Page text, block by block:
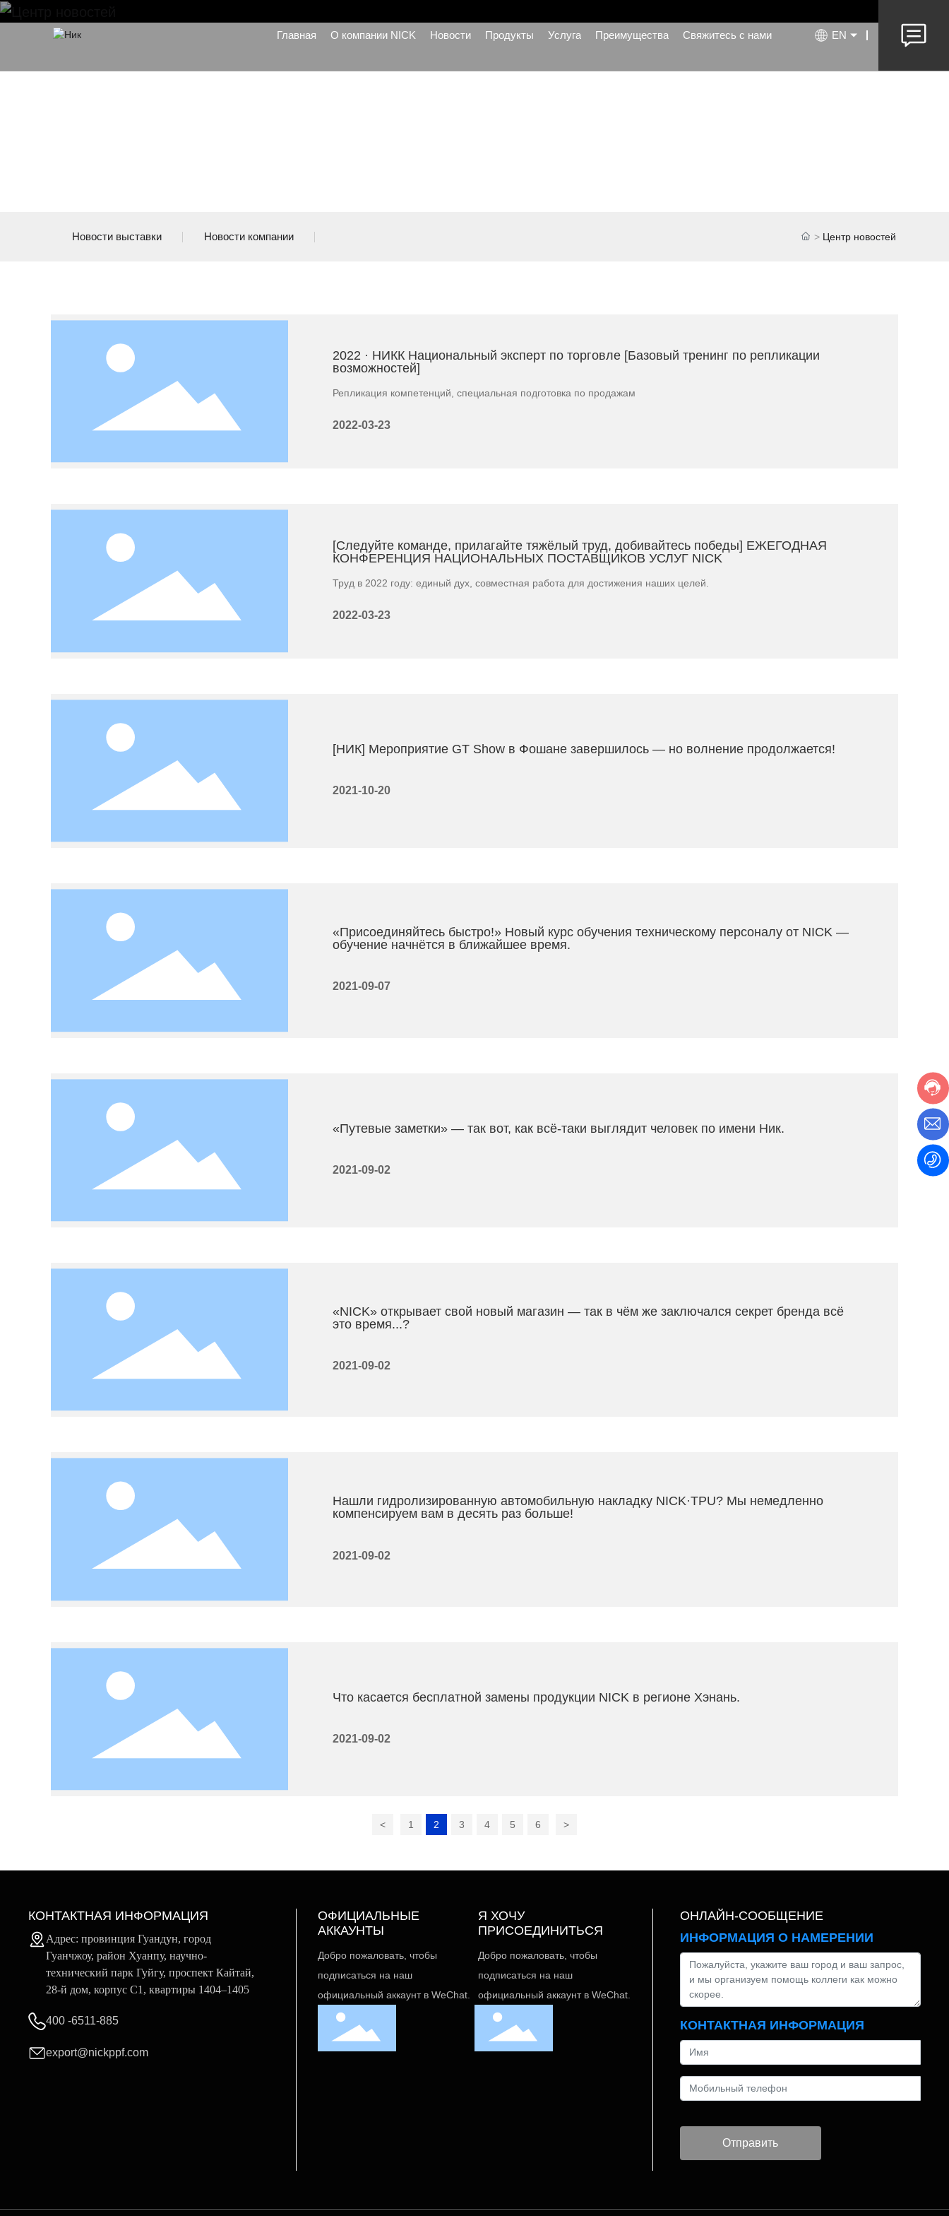
Главная О компании NICK Новости Продукты Услуга Преимущества Свяжитесь с нами EN
Новости выставки Новости компании Центр новостей
2022 · НИКК Национальный эксперт по торговле [Базовый тренинг по репликации
возможностей]
Репликация компетенций, специальная подготовка по продажам
2022-03-23
[Следуйте команде, прилагайте тяжёлый труд, добивайтесь победы] ЕЖЕГОДНАЯ
КОНФЕРЕНЦИЯ НАЦИОНАЛЬНЫХ ПОСТАВЩИКОВ УСЛУГ NICK
Труд в 2022 году: единый дух, совместная работа для достижения наших целей.
2022-03-23
[НИК] Мероприятие GT Show в Фошане завершилось — но волнение продолжается!
2021-10-20
«Присоединяйтесь быстро!» Новый курс обучения техническому персоналу от NICK —
обучение начнётся в ближайшее время.
2021-09-07
«Путевые заметки» — так вот, как всё-таки выглядит человек по имени Ник.
2021-09-02
«NICK» открывает свой новый магазин — так в чём же заключался секрет бренда всё
это время...?
2021-09-02
Нашли гидролизированную автомобильную накладку NICK·TPU? Мы немедленно
компенсируем вам в десять раз больше!
2021-09-02
Что касается бесплатной замены продукции NICK в регионе Хэнань.
2021-09-02
< 1 2 3 4 5 6 >
КОНТАКТНАЯ ИНФОРМАЦИЯ
Адрес: провинция Гуандун, город
Гуанчжоу, район Хуанпу, научно-
технический парк Гуйгу, проспект Кайтай,
28-й дом, корпус C1, квартиры 1404–1405
400 -6511-885
export@nickppf.com
ОФИЦИАЛЬНЫЕ
АККАУНТЫ
Добро пожаловать, чтобы
подписаться на наш
официальный аккаунт в WeChat.
Я ХОЧУ
ПРИСОЕДИНИТЬСЯ
Добро пожаловать, чтобы
подписаться на наш
официальный аккаунт в WeChat.
ОНЛАЙН-СООБЩЕНИЕ
ИНФОРМАЦИЯ О НАМЕРЕНИИ
КОНТАКТНАЯ ИНФОРМАЦИЯ
Отправить